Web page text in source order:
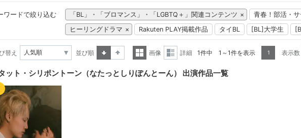
ワードで絞り込む 「BL」・「ブロマンス」・「LGBTQ＋」関連コンテンツ 青春！部活・
ヒーリングドラマ
Rakuten PLAY掲載作品 タイBL [BL]大学生
替え
並び順
表示
画像
表示
詳細 1件中 1～1件を表示 1 表示数
ット・シリポントーン（なたっとしりぽんとーん） 出演作品一覧